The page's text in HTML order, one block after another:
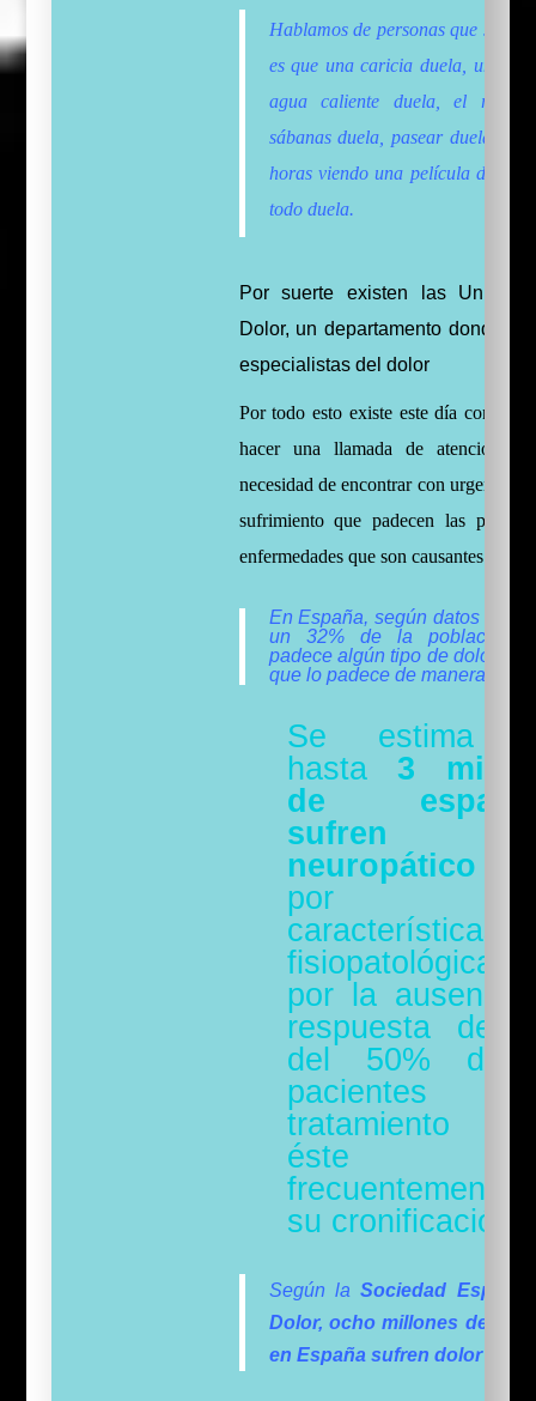
Hablamos de personas que saben
es que una caricia duela, una
agua caliente duela, el roce
sábanas duela, pasear duela,
horas viendo una película duela,
todo duela.
Por suerte existen las
Dolor, un departamento donde te
especialistas del dolor
Por todo esto existe este día con el
hacer una llamada de atención
necesidad de encontrar con urgencia
sufrimiento que padecen las
enfermedades que son causantes de
En España, según datos de la
un 32% de la población
padece algún tipo de dolor y
que lo padece de manera
Se estima
hasta3
de
sufren
neuropático
por
características
por la
respuesta de
del 50% de
pacientes
tratamiento
éste
su cronificación.
Según laSociedad
Dolor, ocho millones de
en España sufren dolor